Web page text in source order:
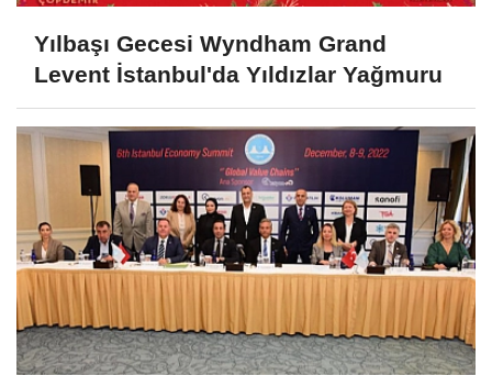
Yılbaşı Gecesi Wyndham Grand
Levent İstanbul'da Yıldızlar Yağmuru